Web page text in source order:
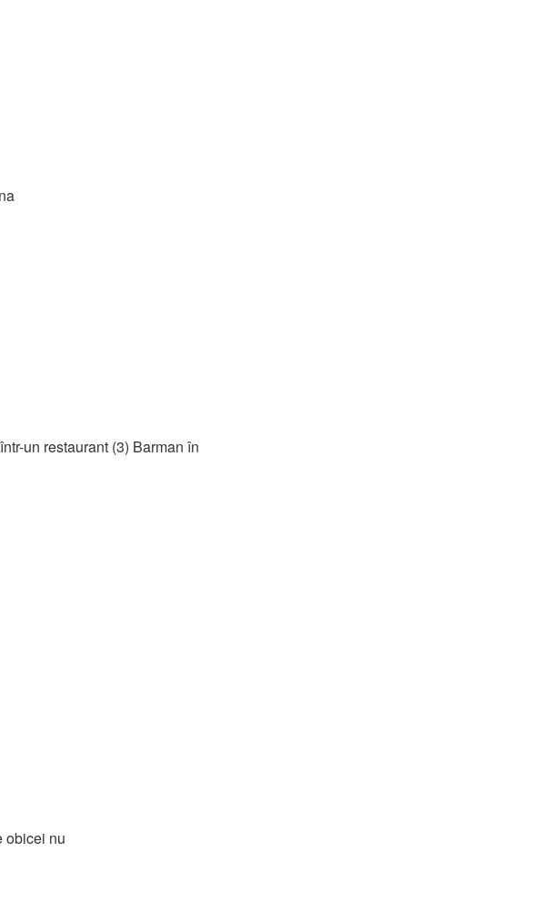
un restaurant (3) Barman în
obicei nu